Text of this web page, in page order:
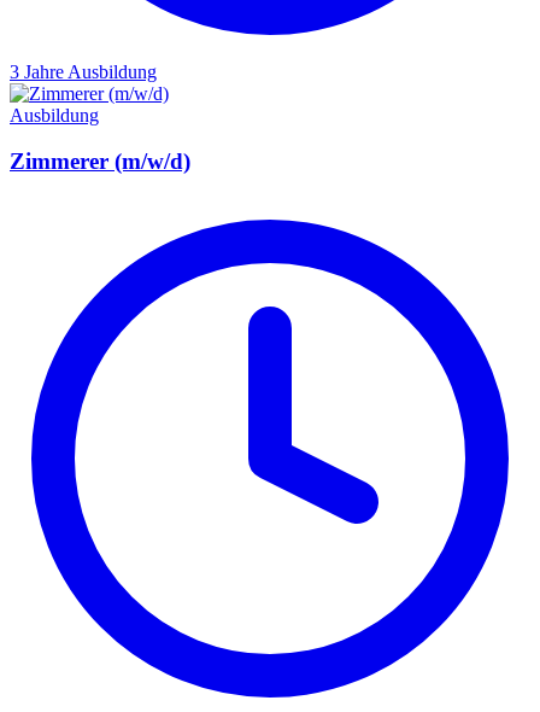
3 Jahre Ausbildung
Ausbildung
Zimmerer (m/w/d)